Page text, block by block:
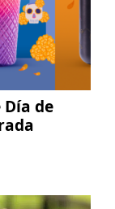
de